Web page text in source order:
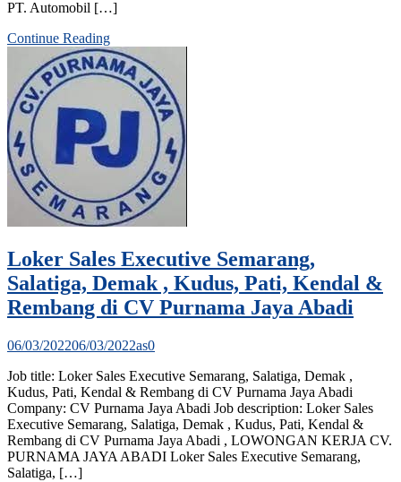
PT. Automobil […]
Continue Reading
Loker Sales Executive Semarang,
Salatiga, Demak , Kudus, Pati, Kendal &
Rembang di CV Purnama Jaya Abadi
06/03/202206/03/2022as0
Job title: Loker Sales Executive Semarang, Salatiga, Demak ,
Kudus, Pati, Kendal & Rembang di CV Purnama Jaya Abadi
Company: CV Purnama Jaya Abadi Job description: Loker Sales
Executive Semarang, Salatiga, Demak , Kudus, Pati, Kendal &
Rembang di CV Purnama Jaya Abadi , LOWONGAN KERJA CV.
PURNAMA JAYA ABADI Loker Sales Executive Semarang,
Salatiga, […]